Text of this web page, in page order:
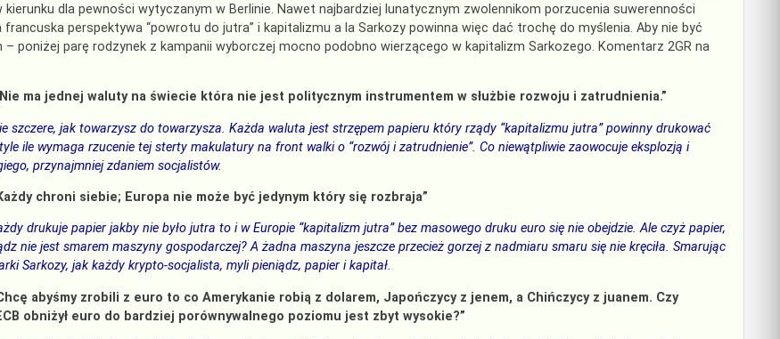
kierunku dla pewności wytyczanym w Berlinie. Nawet najbardziej lunatycznym zwolennikom porzucenia suwerenności
perspektywa “powrotu do jutra” i kapitalizmu a la Sarkozy powinna więc dać trochę do myślenia. Aby nie być
– poniżej parę rodzynek z kampanii wyborczej mocno podobno wierzącego w kapitalizm Sarkozego. Komentarz 2GR na
ma jednej waluty na świecie która nie jest politycznym instrumentem w służbie rozwoju i zatrudnienia.”
szczere, jak towarzysz do towarzysza. Każda waluta jest strzępem papieru który rządy “kapitalizmu jutra” powinny drukować
ile wymaga rzucenie tej sterty makulatury na front walki o “rozwój i zatrudnienie”. Co niewątpliwie zaowocuje eksplozją i
przynajmniej zdaniem socjalistów.
chroni siebie; Europa nie może być jedynym który się rozbraja”
drukuje papier jakby nie było jutra to i w Europie “kapitalizm jutra” bez masowego druku euro się nie obejdzie. Ale czyż papier,
nie jest smarem maszyny gospodarczej? A żadna maszyna jeszcze przecież gorzej z nadmiaru smaru się nie kręciła. Smarując
Sarkozy, jak każdy krypto-socjalista, myli pieniądz, papier i kapitał.
abyśmy zrobili z euro to co Amerykanie robią z dolarem, Japończycy z jenem, a Chińczycy z juanem. Czy
obniżył euro do bardziej porównywalnego poziomu jest zbyt wysokie?”